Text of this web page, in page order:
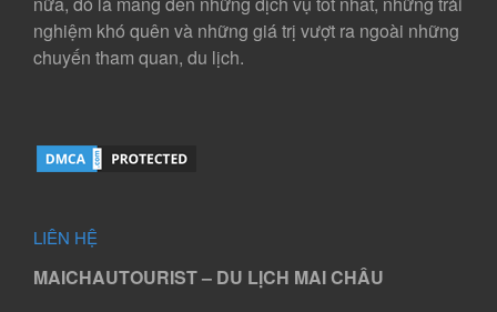
nghiệm khó quên và những giá trị vượt ra ngoài những
chuyến tham quan, du lịch.
LIÊN HỆ
MAICHAUTOURIST – DU LỊCH MAI CHÂU